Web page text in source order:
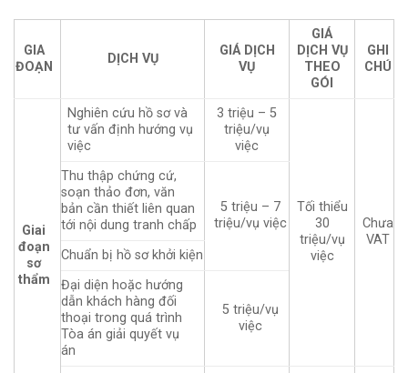
GIA
ĐOẠN
DỊCH VỤ
GIÁ DỊCH
VỤ
GIÁ
DỊCH VỤ
THEO
GÓI
GHI
CHÚ
Giai
đoạn
sơ
thẩm
Nghiên cứu hồ sơ và
tư vấn định hướng vụ
việc
3 triệu – 5
triệu/vụ
việc
Tối thiểu
30
triệu/vụ
việc
Chưa
VAT
Thu thập chứng cứ,
soạn thảo đơn, văn
bản cần thiết liên quan
tới nội dung tranh chấp
5 triệu – 7
triệu/vụ việc
Chuẩn bị hồ sơ khởi kiện
Đại diện hoặc hướng
dẫn khách hàng đối
thoại trong quá trình
Tòa án giải quyết vụ
án
5 triệu/vụ
việc